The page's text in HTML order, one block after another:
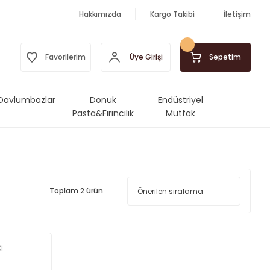
Hakkımızda Kargo Takibi İletişim
Favorilerim Üye Girişi Sepetim
Donuk
Pasta&Fırıncılık
Endüstriyel
Mutfak
Toplam 2 ürün